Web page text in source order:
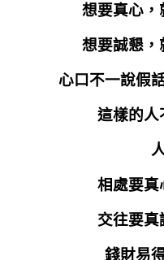
想要真心，
想要誠懇，
心口不一說假
這樣的人
相處要真
交往要真
錢財易